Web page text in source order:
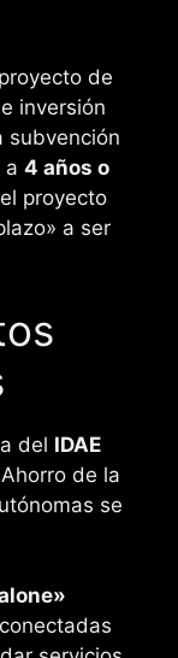
de
inversión
subvención
a 4 años o
proyecto
a ser
del IDAE
de la
se